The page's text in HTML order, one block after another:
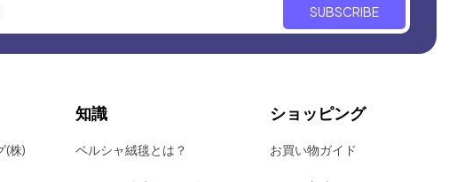
SUBSCRIBE
(株)
知識
ペルシャ絨毯とは？
ショッピング
お買い物ガイド